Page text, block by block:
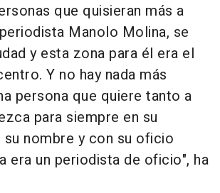
que quisieran más a
Manolo Molina, se
y esta zona para él era el
Y no hay nada más
persona que quiere tanto a
para siempre en su
nombre y con su oficio
era un periodista de oficio", ha